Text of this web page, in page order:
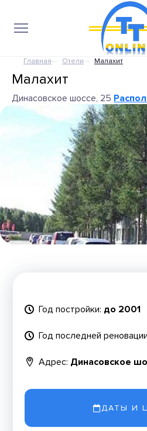
Главная Отели Малахит
Малахит
Динасовское шоссе, 25
Год постройки: до 2001
Год последней
Адрес: Динасовское
ДАТЫ И